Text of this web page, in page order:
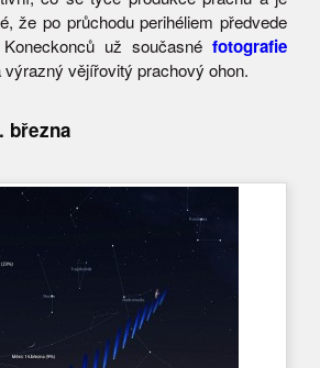
že po průchodu perihéliem předvede
už současné fotografie
vějířovitý prachový ohon.
března